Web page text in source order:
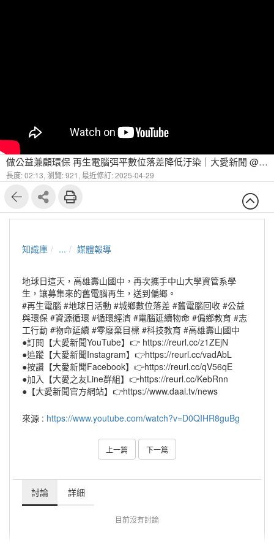
做公益兼顧環保 再生電腦弭平數位落差降低汙染｜大愛新聞 @DaaiWorldNews
長度: 02:13, 瀏覽: 921, 最近修訂: 2025-04-29
知識庫 ... 媒體報導
地球日這天，高雄壽山國中，再次攜手中山大學資管系學
生，讓募集來的舊電腦再生，送到偏鄉。
#再生電腦 #地球日活動 #城鄉數位落差 #舊電腦回收 #公益
與環保 #資源循環 #循環經濟 #電腦延續物命 #偏鄉教育 #志
工行動 #物命延續 #零廢棄目標 #科技教育 #高雄壽山國中
●訂閱【大愛新聞YouTube】👉 https://reurl.cc/z1ZEjN
●追蹤【大愛新聞Instagram】👉https://reurl.cc/vadAbL
●按讚【大愛新聞Facebook】👉https://reurl.cc/qV56qE
●加入【大愛之友Line群組】👉https://reurl.cc/KebRnn
●【大愛新聞官方網站】👉https://www.daai.tv/news
來源 : https://www.youtube.com/watch?v=D0QIHR8guBg
上一篇 下一篇
討論 詳細
目前沒有討論